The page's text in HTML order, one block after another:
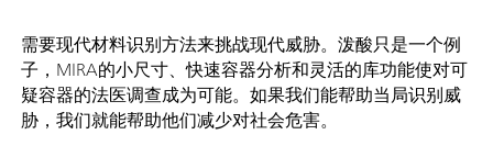
需要现代材料识别方法来挑战现代威胁。泼酸只是一个例
子，MIRA的小尺寸、快速容器分析和灵活的库功能使对可
疑容器的法医调查成为可能。如果我们能帮助当局识别威
胁，我们就能帮助他们减少对社会危害。